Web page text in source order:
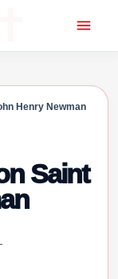
Henry Newman
Saint